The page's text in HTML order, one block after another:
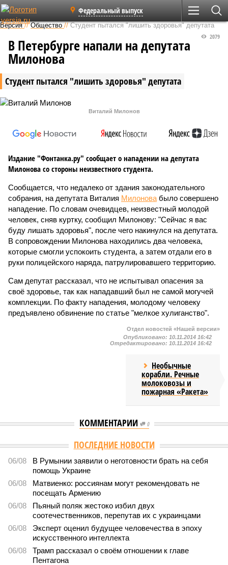
Федеральный выпуск
Версия //Общество //Студент пытался "лишить здоровья" депутата
Студент пытался "лишить здоровья" депутата
2079
В Петербурге напали на депутата
Милонова
Виталий Милонов
Издание "Фонтанка.ру" сообщает о нападении на депутата
Милонова со стороны неизвестного студента.
Сообщается, что недалеко от здания законодательного
собрания, на депутата Виталия Милонова было совершено
нападение. По словам очевидцев, неизвестный молодой
человек, сняв куртку, сообщил Милонову: "Сейчас я вас
буду лишать здоровья", после чего накинулся на депутата.
В сопровождении Милонова находились два человека,
которые смогли успокоить студента, а затем отдали его в
руки полицейского наряда, патрулировавшего территорию.
Сам депутат рассказал, что не испытывал опасения за
своё здоровье, так как нападавший был не самой могучей
комплекции. По факту нападения, молодому человеку
предъявлено обвинение по статье "мелкое хулиганство".
Отдел новостей «Нашей версии»
Опубликовано: 10.11.2014 16:42
Отредактировано: 10.11.2014 16:42
Необычные
корабли. Речные
молоковозы и
пожарная «Ракета»
КОММЕНТАРИИ 0
ПОСЛЕДНИЕ НОВОСТИ
06/08
В Румынии заявили о неготовности брать на себя
помощь Украине
06/08
Матвиенко: россиянам могут рекомендовать не
посещать Армению
06/08
Пьяный поляк жестоко избил двух
соотечественников, перепутав их с украинцами
06/08
Эксперт оценил будущее человечества в эпоху
искусственного интеллекта
06/08
Трамп рассказал о своём отношении к главе
Пентагона